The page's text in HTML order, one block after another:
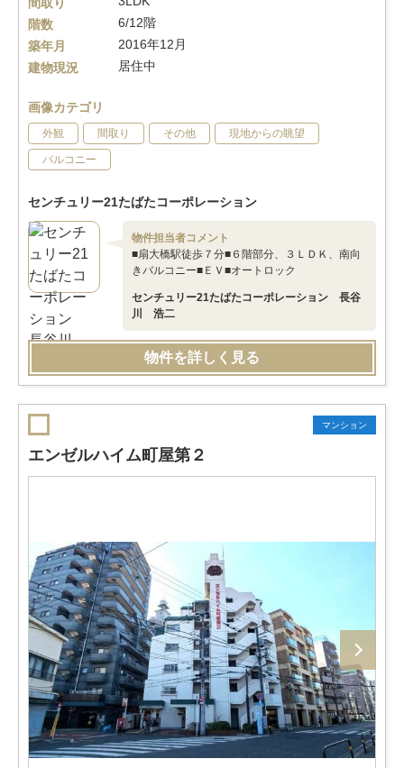
階数
6/12階
築年月
2016年12月
建物現況
居住中
画像カテゴリ
外観 間取り その他 現地からの眺望
バルコニー
センチュリー21たばたコーポレーション
物件担当者コメント
■扇大橋駅徒歩７分■６階部分、３ＬＤＫ、南向
きバルコニー■ＥＶ■オートロック
センチュリー21たばたコーポレーション 長谷
川 浩二
物件を詳しく見る
マンション
エンゼルハイム町屋第２